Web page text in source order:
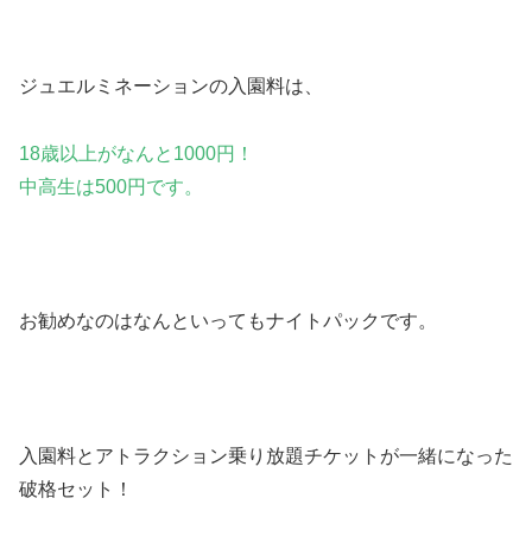
ジュエルミネーションの入園料は、
18歳以上がなんと1000円！
中高生は500円です。
お勧めなのはなんといってもナイトパックです。
入園料とアトラクション乗り放題チケットが一緒になった
破格セット！